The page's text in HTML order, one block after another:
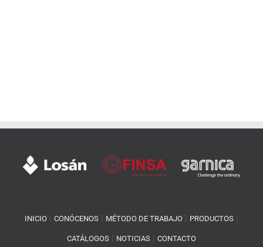
INICIO | CONÓCENOS | MÉTODO DE TRABAJO | PRODUCTOS |
CATÁLOGOS | NOTICIAS | CONTACTO